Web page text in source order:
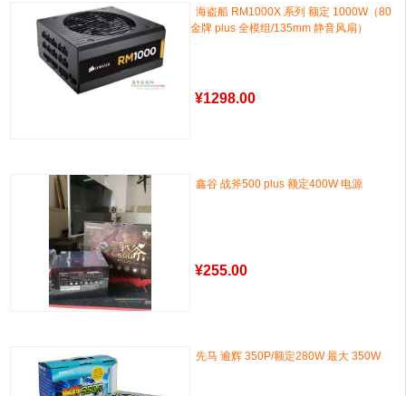
海盗船 RM1000X 系列 额定 1000W（80
金牌 plus 全模组/135mm 静音风扇）
¥1298.00
鑫谷 战斧500 plus 额定400W 电源
¥255.00
先马 逾辉 350P/额定280W 最大 350W